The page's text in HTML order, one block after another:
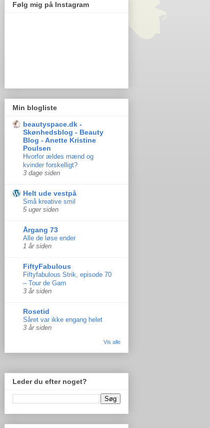
Følg mig på Instagram
Min blogliste
beautyspace.dk -
Skønhedsblog - Beauty
Blog - Anette Kristine
Poulsen
Hvorfor ældes mænd og
kvinder forskelligt?
3 dage siden
Helt ude vestpå
Små kreative smil
5 uger siden
Årgang 73
Alle de løse ender
1 år siden
FiftyFabulous
Fiftyfabulous Strik, episode 70
– Tour de Garn
3 år siden
Rosetid
Såret var ikke engang helet
3 år siden
Vis alle
Leder du efter noget?